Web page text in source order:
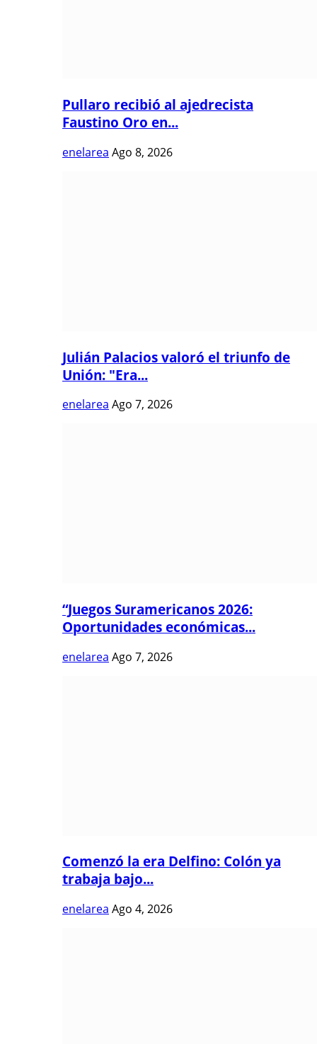
Pullaro recibió al ajedrecista
Faustino Oro en...
enelarea Ago 8, 2026
Julián Palacios valoró el triunfo de
Unión: "Era...
enelarea Ago 7, 2026
“Juegos Suramericanos 2026:
Oportunidades económicas...
enelarea Ago 7, 2026
Comenzó la era Delfino: Colón ya
trabaja bajo...
enelarea Ago 4, 2026